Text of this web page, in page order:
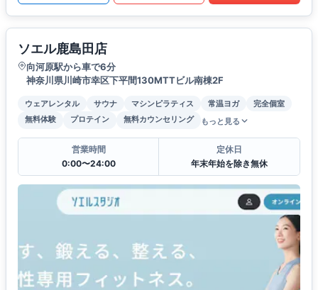
ソエル鹿島田店
向河原駅から車で6分
神奈川県川崎市幸区下平間130MTTビル南棟2F
ウェアレンタル サウナ マシンピラティス 常温ヨガ
完全個室
無料体験
プロテイン 無料カウンセリング もっと見る
営業時間
0:00〜24:00
定休日
年末年始を除き無休